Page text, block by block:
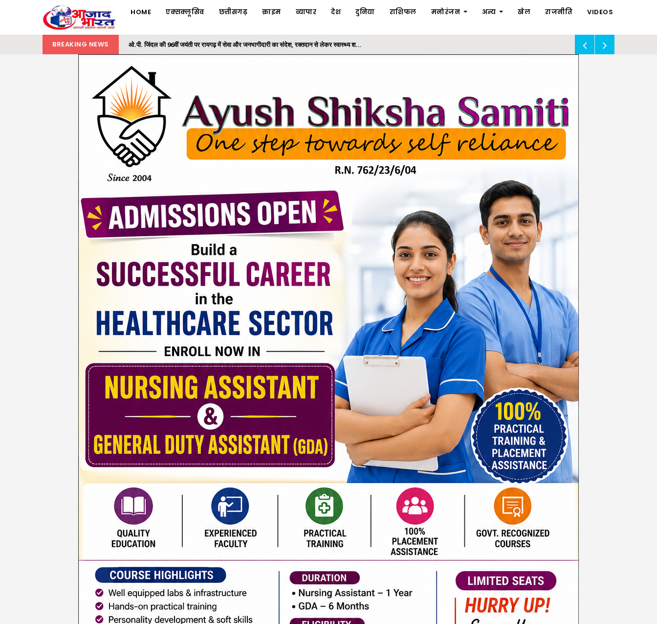
HOME एक्सक्लूसिव छत्तीसगढ़ क्राइम व्यापार देश दुनिया राशिफल मनोरंजन अन्य खेल राजनीति VIDEOS
BREAKING NEWS समाज के अंतिम व्यक्ति तक पहुंचे शासन की योजनाओं का लाभ: राज्यपाल श्री रमेन डेका
राज्यपाल ने ‘एक पेड़ मां के नाम’ अभियान के तहत कलेक्टोरेट परिसर में लगाया बादाम का पौधा
छाल पुलिस की बड़ी सफलता : SECL धरमखदान में ट्रांसफार्मर पार्ट्स व केबल चोरी का 24 घंटे में खुलासा...
भारतीय वन सेवा (IFS) के अधिकारियों की पदस्थापना में बड़ा फेरबदल
ओ.पी. जिंदल की 96वीं जयंती पर रायगढ़ में सेवा और जनभागीदारी का संदेश, रक्तदान से लेकर स्वास्थ्य श...